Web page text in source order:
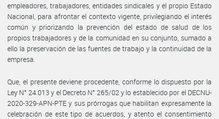
empleadores, trabajadores, entidades sindicales y el propio Estado
Nacional, para afrontar el contexto vigente, privilegiando el interés
común y priorizando la prevención del estado de salud de los
propios trabajadores y de la comunidad en su conjunto, sumado a
ello la preservación de las fuentes de trabajo y la continuidad de la
empresa.
Que, el presente deviene procedente, conforme lo dispuesto por la
Ley N° 24.013 y el Decreto N° 265/02 y lo establecido por el DECNU-
2020-329-APN-PTE y sus prórrogas que habilitan expresamente la
celebración de este tipo de acuerdos, y atento el consentimiento